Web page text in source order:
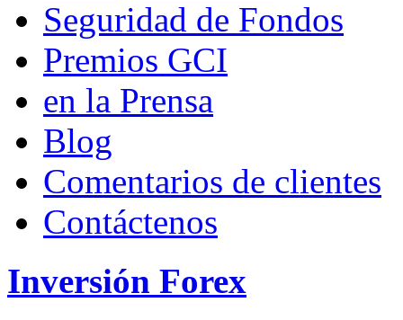
Seguridad de Fondos
Premios GCI
en la Prensa
Blog
Comentarios de clientes
Contáctenos
Inversión Forex